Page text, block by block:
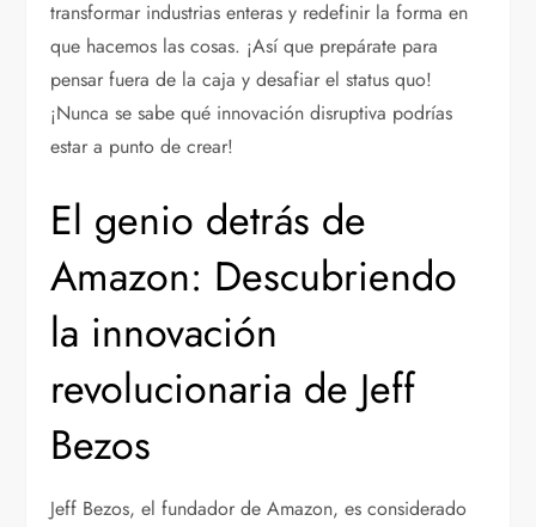
transformar industrias enteras y redefinir la forma en
que hacemos las cosas. ¡Así que prepárate para
pensar fuera de la caja y desafiar el status quo!
¡Nunca se sabe qué innovación disruptiva podrías
estar a punto de crear!
El genio detrás de
Amazon: Descubriendo
la innovación
revolucionaria de Jeff
Bezos
Jeff Bezos, el fundador de Amazon, es considerado